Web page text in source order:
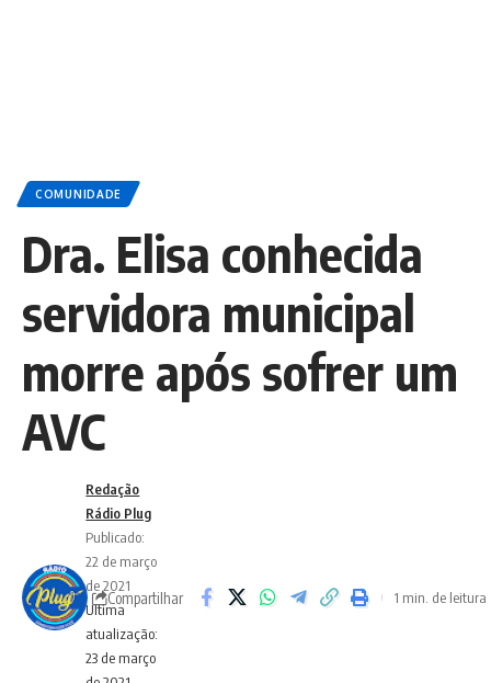
COMUNIDADE
Dra. Elisa conhecida
servidora municipal
morre após sofrer um
AVC
Ultima
atualização:
23 de março
Redação
Rádio Plug
Publicado:
22 de março
de 2021
Compartilhar 1 min. de leitura